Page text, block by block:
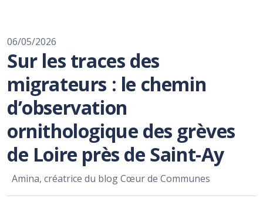
06/05/2026
Sur les traces des
migrateurs : le chemin
d’observation
ornithologique des grèves
de Loire près de Saint-Ay
Amina, créatrice du blog Cœur de Communes